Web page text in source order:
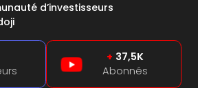
d’investisseurs
+ 37,5K
Abonnés